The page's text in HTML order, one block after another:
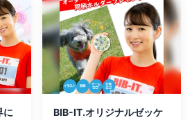
に
BIB-IT.オリジナルゼッケ